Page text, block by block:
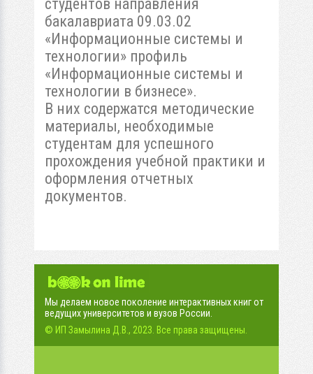
студентов направления
бакалавриата 09.03.02
«Информационные системы и
технологии» профиль
«Информационные системы и
технологии в бизнесе».
В них содержатся методические
материалы, необходимые
студентам для успешного
прохождения учебной практики и
оформления отчетных
документов.
Мы делаем новое поколение интерактивных книг от
ведущих университетов и вузов России.
© ИП Замылина Д.В., 2023. Все права защищены.